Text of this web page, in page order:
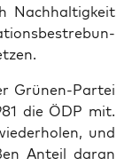
Nach­haltigkeit
Grü­nen-Partei
die ÖDP mit.
und
Anteil daran